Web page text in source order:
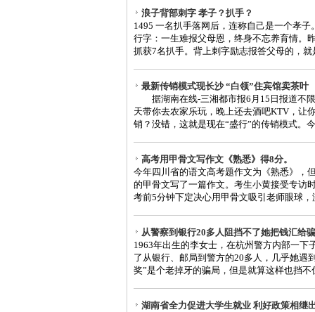
浪子背部刺字 孝子？扒手？
1495 一名扒手落网后，连称自己是一个孝
行字：一生难报父母恩，终身不忘养育情。
抓获7名扒手。背上刺字励志报答父母的，就
最新传销模式现长沙 “白领”住宾馆卖茶叶
据湖南在线-三湘都市报6月15日报道不
天带你去农家乐玩，晚上还去酒吧KTV，让
销？没错，这就是现在“盛行”的传销模式。
高考用甲骨文写作文《熟悉》得8分。
今年四川省的语文高考题作文为《熟悉》，
的甲骨文写了一篇作文。考生小黄接受专访
考前5分钟下定决心用甲骨文吸引老师眼球，
从警察到银行20多人阻挡不了她把钱汇给
1963年出生的李女士，在杭州警方内部一下
了从银行、邮局到警方的20多人，几乎她遇
奖”是个老掉牙的骗局，但是就算这样也挡不
湖南省全力促进大学生就业 利好政策相继